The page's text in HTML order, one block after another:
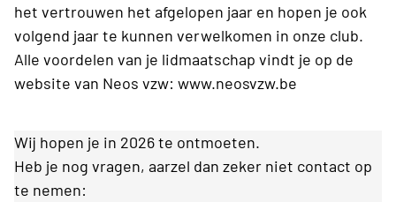
het vertrouwen het afgelopen jaar en hopen je ook
volgend jaar te kunnen verwelkomen in onze club.
Alle voordelen van je lidmaatschap vindt je op de
website van Neos vzw: www.neosvzw.be
Wij hopen je in 2026 te ontmoeten.
Heb je nog vragen, aarzel dan zeker niet contact op
te nemen: